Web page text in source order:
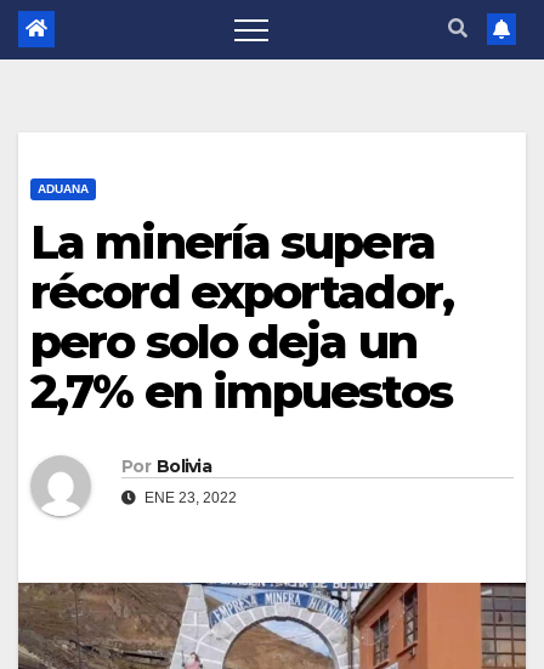
ADUANA
La minería supera
récord exportador,
pero solo deja un
2,7% en impuestos
Por Bolivia
ENE 23, 2022